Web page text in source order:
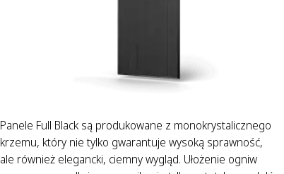
Panele Full Black są produkowane z monokrystalicznego
krzemu, który nie tylko gwarantuje wysoką sprawność,
ale również elegancki, ciemny wygląd. Ułożenie ogniw